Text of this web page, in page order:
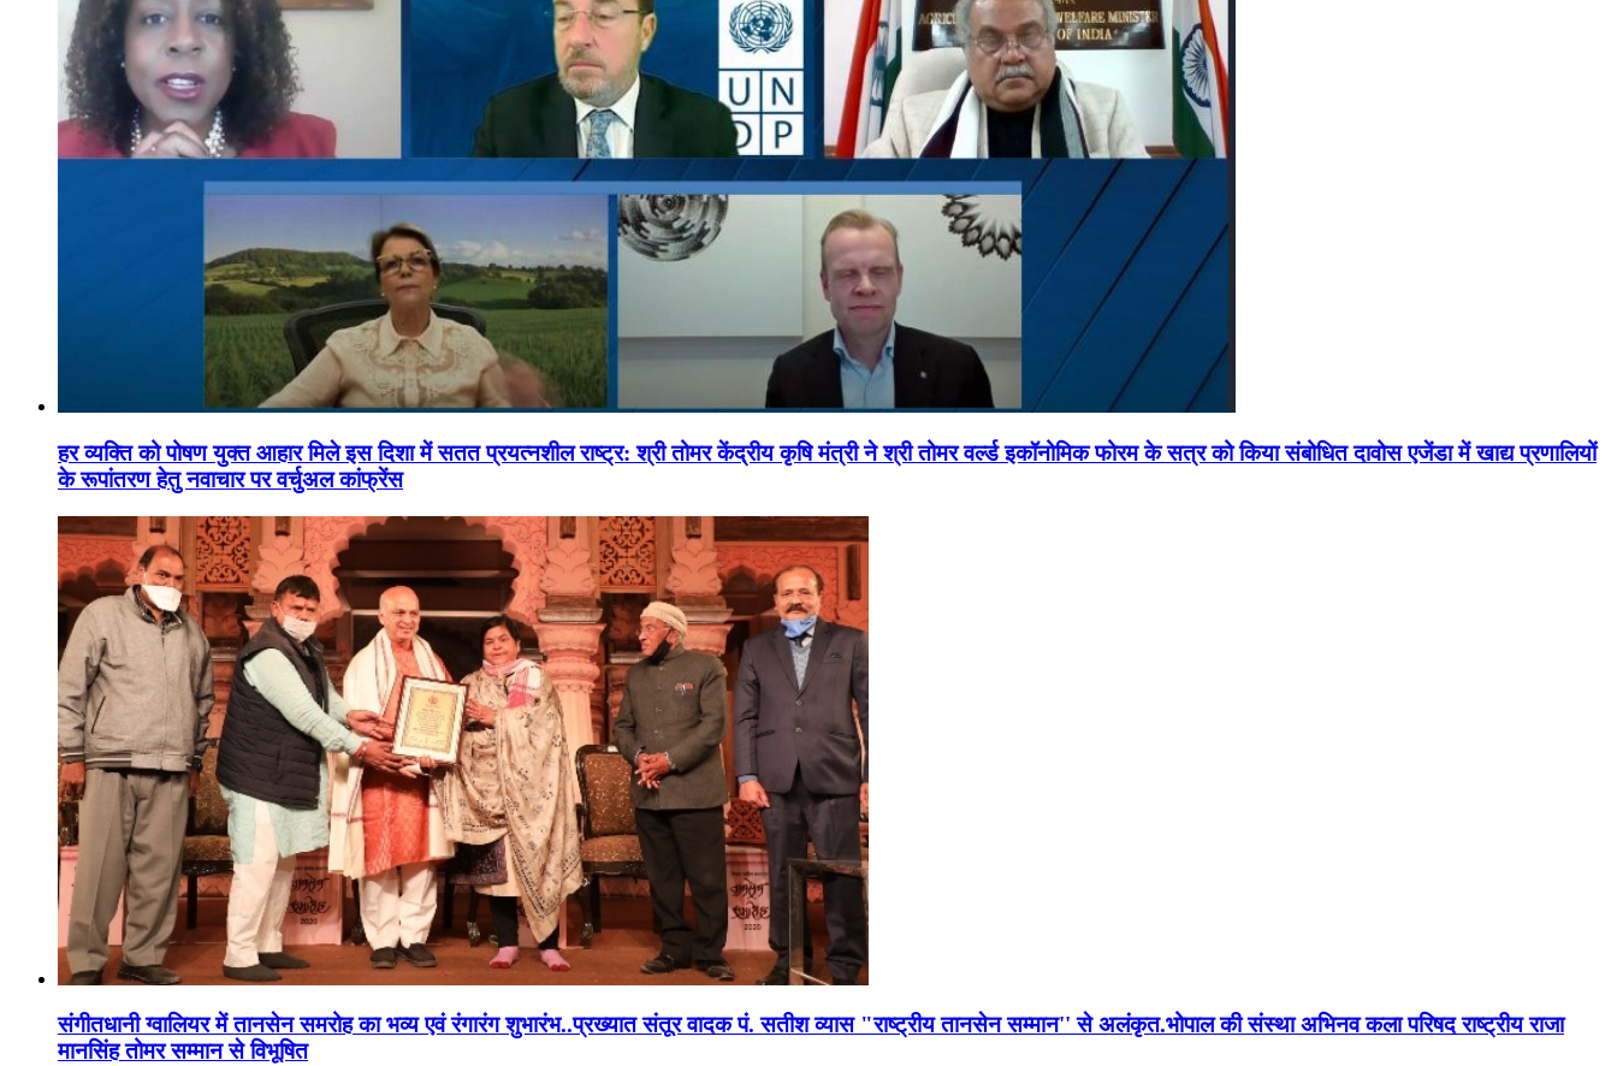
हर व्यक्ति को पोषण युक्त आहार मिले इस दिशा में सतत प्रयत्नशील राष्ट्र: श्री तोमर केंद्रीय कृषि मंत्री ने श्री तोमर वर्ल्ड इकॉनोमिक फोरम के सत्र को किया संबोधित दावोस एजेंडा में खाद्य प्रणालियों
के रूपांतरण हेतु नवाचार पर वर्चुअल कांफ्रेंस
संगीतधानी ग्वालियर में तानसेन समरोह का भव्य एवं रंगारंग शुभारंभ..प्रख्यात संतूर वादक पं. सतीश व्यास "राष्ट्रीय तानसेन सम्मान'' से अलंकृत.भोपाल की संस्था अभिनव कला परिषद राष्ट्रीय राजा
मानसिंह तोमर सम्मान से विभूषित